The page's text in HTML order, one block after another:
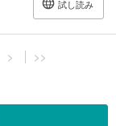
試し読み
> >>